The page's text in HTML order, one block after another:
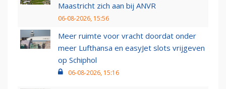
Maastricht zich aan bij ANVR
06-08-2026, 15:56
Meer ruimte voor vracht doordat onder
meer Lufthansa en easyJet slots vrijgeven
op Schiphol
06-08-2026, 15:16